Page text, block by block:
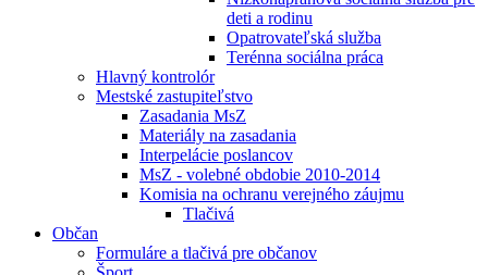
deti a rodinu
Opatrovateľská služba
Terénna sociálna práca
Hlavný kontrolór
Mestské zastupiteľstvo
Zasadania MsZ
Materiály na zasadania
Interpelácie poslancov
MsZ - volebné obdobie 2010-2014
Komisia na ochranu verejného záujmu
Tlačivá
Občan
Formuláre a tlačivá pre občanov